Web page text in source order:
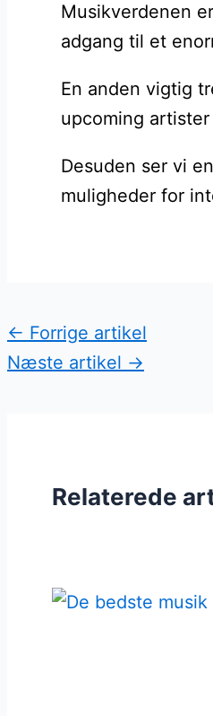
Musikverdenen
adgang til et
En anden vigtig
upcoming
Desuden ser vi
muligheder for
← Forrige artikel
Næste artikel →
Relaterede